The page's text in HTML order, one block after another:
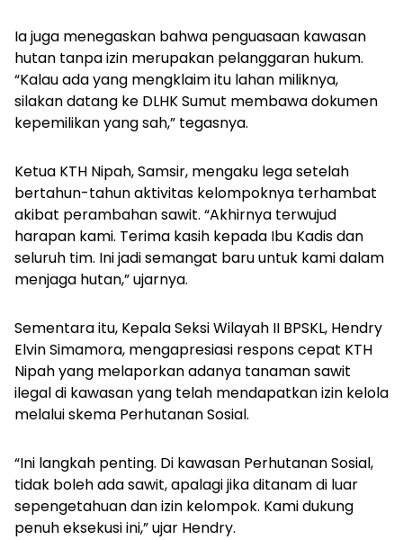
Ia juga menegaskan bahwa penguasaan kawasan
hutan tanpa izin merupakan pelanggaran hukum.
“Kalau ada yang mengklaim itu lahan miliknya,
silakan datang ke DLHK Sumut membawa dokumen
kepemilikan yang sah,” tegasnya.
Ketua KTH Nipah, Samsir, mengaku lega setelah
bertahun-tahun aktivitas kelompoknya terhambat
akibat perambahan sawit. “Akhirnya terwujud
harapan kami. Terima kasih kepada Ibu Kadis dan
seluruh tim. Ini jadi semangat baru untuk kami dalam
menjaga hutan,” ujarnya.
Sementara itu, Kepala Seksi Wilayah II BPSKL, Hendry
Elvin Simamora, mengapresiasi respons cepat KTH
Nipah yang melaporkan adanya tanaman sawit
ilegal di kawasan yang telah mendapatkan izin kelola
melalui skema Perhutanan Sosial.
“Ini langkah penting. Di kawasan Perhutanan Sosial,
tidak boleh ada sawit, apalagi jika ditanam di luar
sepengetahuan dan izin kelompok. Kami dukung
penuh eksekusi ini,” ujar Hendry.